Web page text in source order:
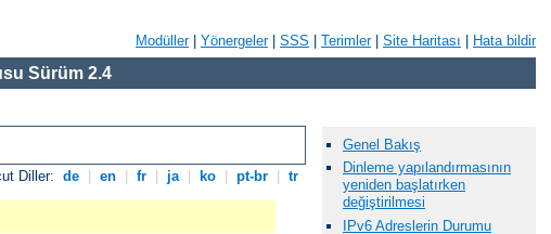
Modüller| Yönergeler| SSS Terimler| Site Haritası Hata bildir
Sürüm 2.4
Diller: de en fr ja ko pt-br tr
Genel Bakış
Dinleme yapılandırmasının
yeniden başlatırken
değiştirilmesi
IPv6 Adreslerin Durumu